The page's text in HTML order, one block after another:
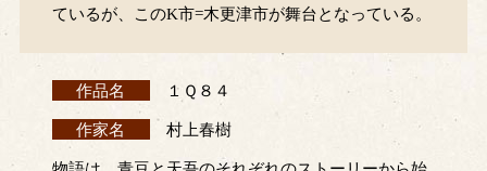
ているが、このK市=木更津市が舞台となっている。
作品名 １Ｑ８４
作家名 村上春樹